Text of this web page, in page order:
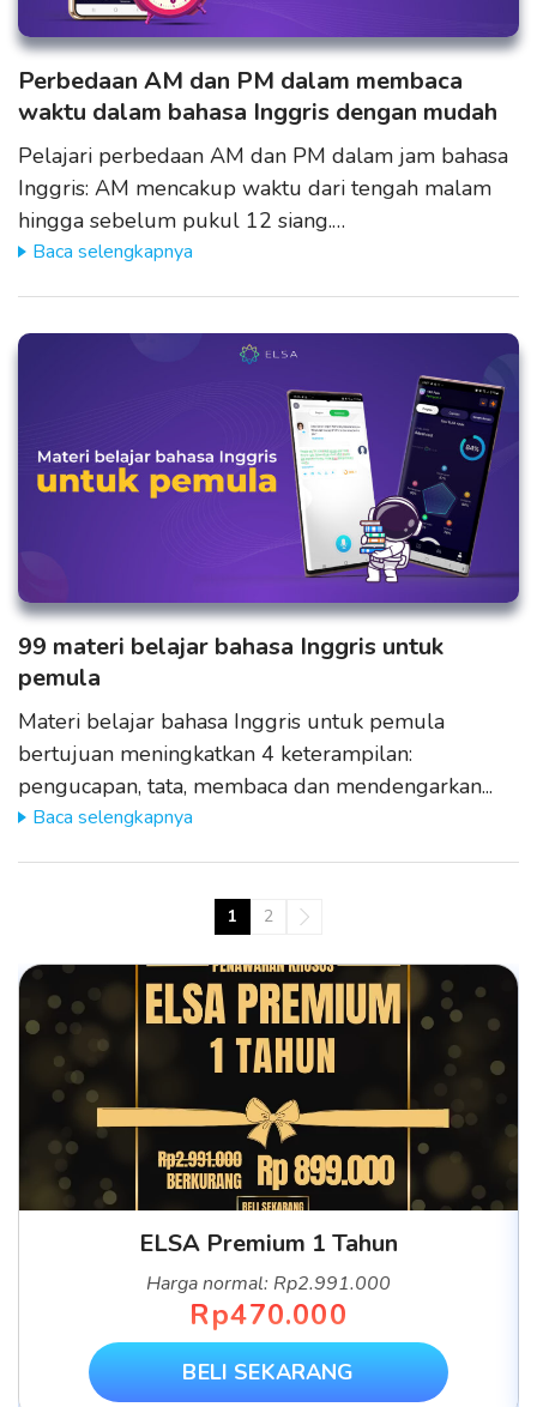
Perbedaan AM dan PM dalam membaca
waktu dalam bahasa Inggris dengan mudah
Pelajari perbedaan AM dan PM dalam jam bahasa
Inggris: AM mencakup waktu dari tengah malam
hingga sebelum pukul 12 siang.…
Baca selengkapnya
99 materi belajar bahasa Inggris untuk
pemula
Materi belajar bahasa Inggris untuk pemula
bertujuan meningkatkan 4 keterampilan:
pengucapan, tata, membaca dan mendengarkan...
Baca selengkapnya
1 2
ELSA Premium 1 Tahun
Harga normal: Rp2.991.000
Rp470.000
BELI SEKARANG